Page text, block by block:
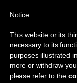
DÍA
Aviso
Del 27 de
anual,
se generan
Notice
This website or its
necessary to its
purposes illustrated
more or withdraw
please refer to the